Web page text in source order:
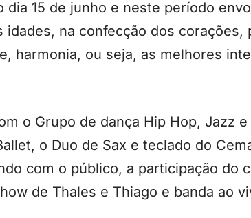
dia 15 de junho e neste período
na confecção dos corações,
harmonia, ou seja, as melhores
o Grupo de dança Hip Hop, Jazz
o Duo de Sax e teclado do
com o público, a participação do
de Thales e Thiago e banda ao